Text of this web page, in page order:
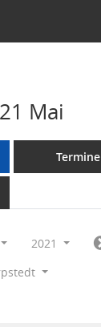
Mai
Termine
2021